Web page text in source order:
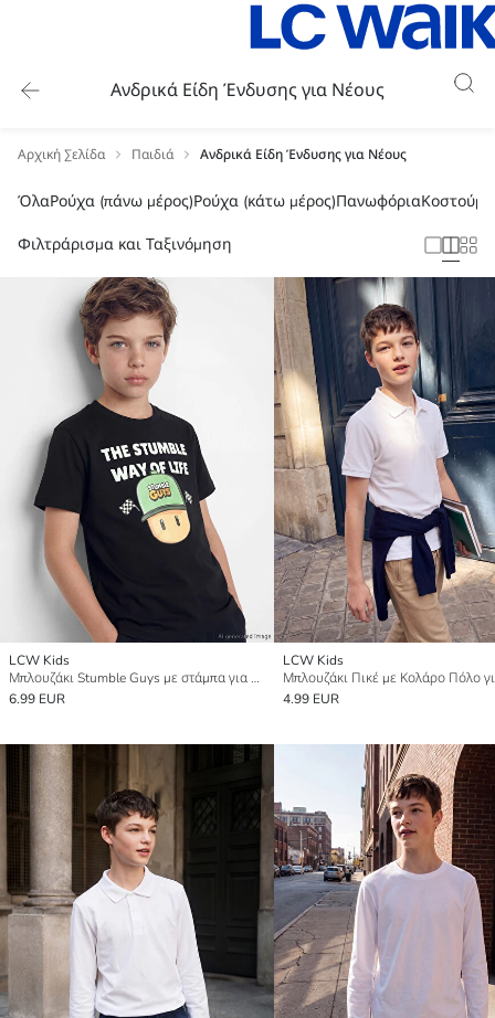
Ανδρικά Είδη Ένδυσης για Νέους
Αρχική Σελίδα Παιδιά Ανδρικά Είδη Ένδυσης για Νέους
ΌλαΡούχα (πάνω μέρος)Ρούχα (κάτω μέρος)ΠανωφόριαΚοστούμι
Φιλτράρισμα και Ταξινόμηση
LCW Kids
Μπλουζάκι Stumble Guys με στάμπα για αγόρια με στρογγυλή λαιμόκοψη
6.99 EUR
LCW Kids
4.99 EUR